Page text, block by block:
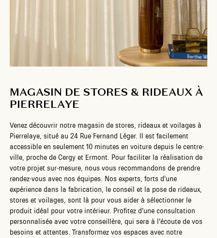
MAGASIN DE STORES & RIDEAUX À
PIERRELAYE
Venez découvrir notre magasin de stores, rideaux et voilages à
Pierrelaye, situé au 24 Rue Fernand Léger. Il est facilement
accessible en seulement 10 minutes en voiture depuis le centre-
ville, proche de Cergy et Ermont. Pour faciliter la réalisation de
votre projet sur-mesure, nous vous recommandons de prendre
rendez-vous avec nos équipes. Nos experts, forts d’une
expérience dans la fabrication, le conseil et la pose de rideaux,
stores et voilages, sont là pour vous aider à sélectionner le
produit idéal pour votre intérieur. Profitez d’une consultation
personnalisée avec votre conseillère, qui sera à l’écoute de vos
besoins et attentes. Transformez vos espaces avec notre